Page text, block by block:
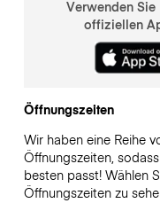
Verwenden
offiziellen
Öffnungszeiten
Wir haben eine Reihe
Öffnungszeiten,
besten passt! Wählen
Öffnungszeiten zu